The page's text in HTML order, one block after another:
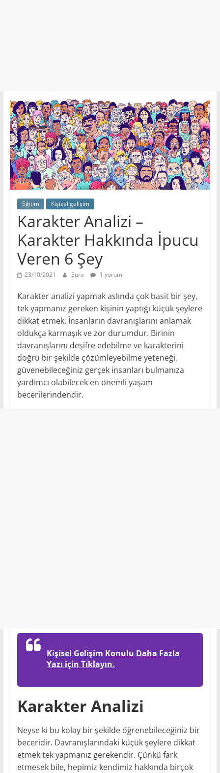
Eğitim Kişisel gelişim
Karakter Analizi –
Karakter Hakkında İpucu
Veren 6 Şey
23/10/2021 Şura 1 yorum
Karakter analizi yapmak aslında çok basit bir şey,
tek yapmanız gereken kişinin yaptığı küçük şeylere
dikkat etmek. İnsanların davranışlarını anlamak
oldukça karmaşık ve zor durumdur. Birinin
davranışlarını deşifre edebilme ve karakterini
doğru bir şekilde çözümleyebilme yeteneği,
güvenebileceğiniz gerçek insanları bulmanıza
yardımcı olabilecek en önemli yaşam
becerilerindendir.
Kişisel Gelişim Konulu Daha Fazla
Yazı için Tıklayın.
Karakter Analizi
Neyse ki bu kolay bir şekilde öğrenebileceğiniz bir
beceridir. Davranışlarındaki küçük şeylere dikkat
etmek tek yapmanız gerekendir. Çünkü fark
etmesek bile, hepimiz kendimiz hakkında birçok